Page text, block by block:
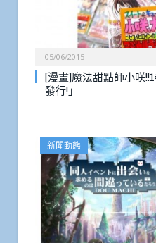
05/06/2015
[漫畫]魔法甜點師小咲
發行!」
新聞動態